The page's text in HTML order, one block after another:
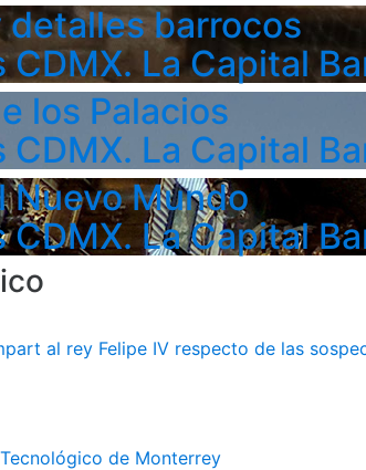
detalles barrocos
La Capital
los Palacios
La Capital
Nuevo Mundo
La Capital
al rey Felipe IV respecto de las
de Monterrey